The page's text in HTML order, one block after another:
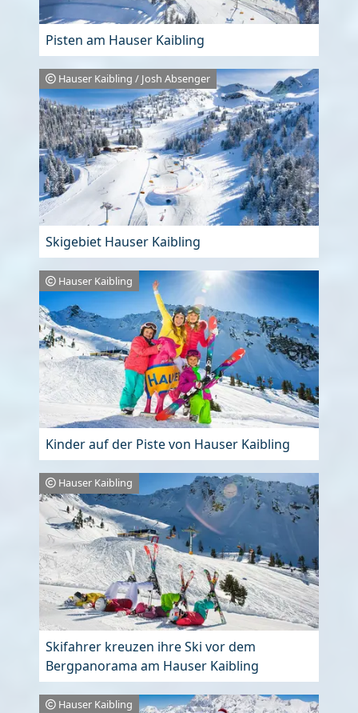
Pisten am Hauser Kaibling
Hauser Kaibling / Josh Absenger
Skigebiet Hauser Kaibling
Hauser Kaibling
Kinder auf der Piste von Hauser Kaibling
Hauser Kaibling
Skifahrer kreuzen ihre Ski vor dem
Bergpanorama am Hauser Kaibling
Hauser Kaibling